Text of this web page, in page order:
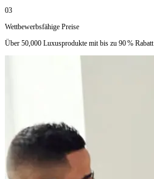
03
Wettbewerbsfähige Preise
Über 50,000 Luxusprodukte mit bis zu 90 %